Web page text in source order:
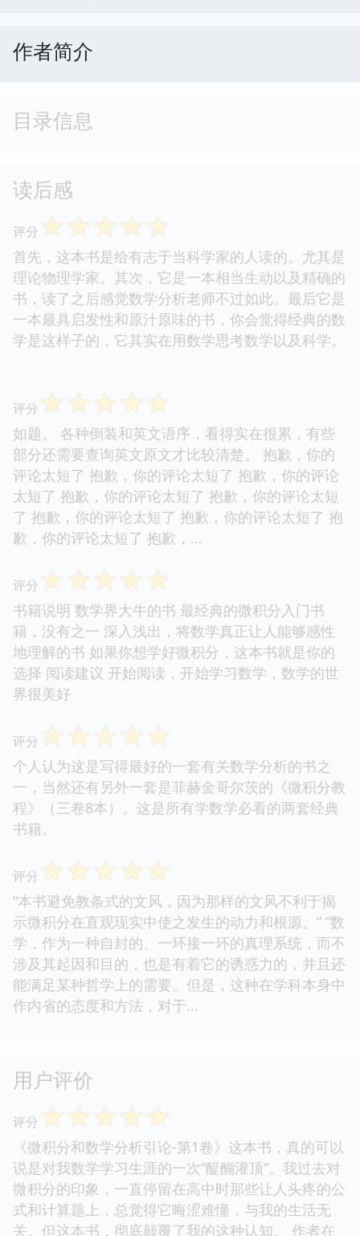
作者简介
目录信息
读后感
评分 ☆☆☆☆☆
首先，这本书是给有志于当科学家的人读的。尤其是
理论物理学家。其次，它是一本相当生动以及精确的
书，读了之后感觉数学分析老师不过如此。最后它是
一本最具启发性和原汁原味的书，你会觉得经典的数
学是这样子的，它其实在用数学思考数学以及科学。
评分 ☆☆☆☆☆
如题。 各种倒装和英文语序，看得实在很累，有些
部分还需要查询英文原文才比较清楚。 抱歉，你的
评论太短了 抱歉，你的评论太短了 抱歉，你的评论
太短了 抱歉，你的评论太短了 抱歉，你的评论太短
了 抱歉，你的评论太短了 抱歉，你的评论太短了 抱
歉，你的评论太短了 抱歉，...
评分 ☆☆☆☆☆
书籍说明 数学界大牛的书 最经典的微积分入门书
籍，没有之一 深入浅出，将数学真正让人能够感性
地理解的书 如果你想学好微积分，这本书就是你的
选择 阅读建议 开始阅读，开始学习数学，数学的世
界很美好
评分 ☆☆☆☆☆
个人认为这是写得最好的一套有关数学分析的书之
一，当然还有另外一套是菲赫金哥尔茨的《微积分教
程》（三卷8本）。这是所有学数学必看的两套经典
书籍。
评分 ☆☆☆☆☆
“本书避免教条式的文风，因为那样的文风不利于揭
示微积分在直观现实中使之发生的动力和根源。” “数
学，作为一种自封的、一环接一环的真理系统，而不
涉及其起因和目的，也是有着它的诱惑力的，并且还
能满足某种哲学上的需要。但是，这种在学科本身中
作内省的态度和方法，对于...
用户评价
评分 ☆☆☆☆☆
《微积分和数学分析引论-第1卷》这本书，真的可以
说是对我数学学习生涯的一次“醍醐灌顶”。我过去对
微积分的印象，一直停留在高中时那些让人头疼的公
式和计算题上，总觉得它晦涩难懂，与我的生活无
关。但这本书，彻底颠覆了我的这种认知。 作者在